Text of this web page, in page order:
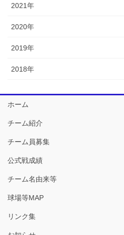
2021年
2020年
2019年
2018年
ホーム
チーム紹介
チーム員募集
公式戦成績
チーム名由来等
球場等MAP
リンク集